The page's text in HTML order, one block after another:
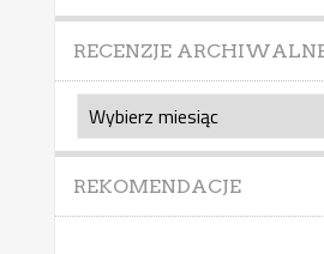
RECENZJE
Recenzje
archiwalne
REKOMENDACJE